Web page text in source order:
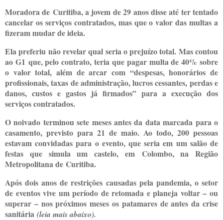
Moradora de Curitiba, a jovem de 29 anos disse até ter tentado
cancelar os serviços contratados, mas que o valor das multas a
fizeram mudar de ideia.
Ela preferiu não revelar qual seria o prejuízo total. Mas contou
ao G1 que, pelo contrato, teria que pagar multa de 40% sobre
o valor total, além de arcar com “despesas, honorários de
profissionais, taxas de administração, lucros cessantes, perdas e
danos, custos e gastos já firmados” para a execução dos
serviços contratados.
O noivado terminou sete meses antes da data marcada para o
casamento, previsto para 21 de maio. Ao todo, 200 pessoas
estavam convidadas para o evento, que seria em um salão de
festas que simula um castelo, em Colombo, na Região
Metropolitana de Curitiba.
Após dois anos de restrições causadas pela pandemia, o setor
de eventos vive um período de retomada e planeja voltar – ou
superar – nos próximos meses os patamares de antes da crise
sanitária (leia mais abaixo).